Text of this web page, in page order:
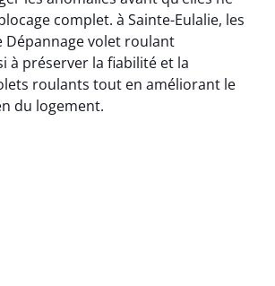
complet. à Sainte-Eulalie, les
Dépannage volet roulant
à préserver la fiabilité et la
roulants tout en améliorant le
du logement.